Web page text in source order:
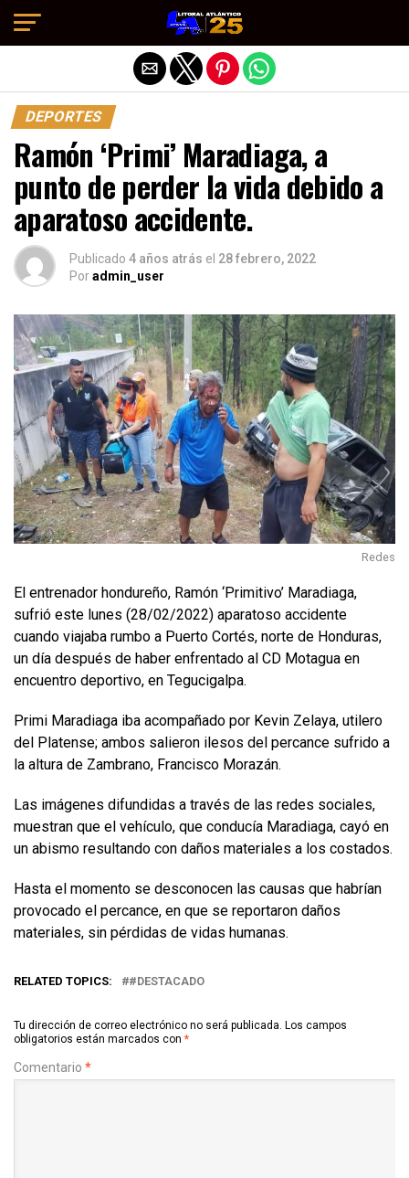
DEPORTES
Ramón ‘Primi’ Maradiaga, a
punto de perder la vida debido a
aparatoso accidente.
Publicado 4 años atrás el 28 febrero, 2022
Poradmin_user
Redes
El entrenador hondureño, Ramón ‘Primitivo’ Maradiaga,
sufrió este lunes (28/02/2022) aparatoso accidente
cuando viajaba rumbo a Puerto Cortés, norte de Honduras,
un día después de haber enfrentado al CD Motagua en
encuentro deportivo, en Tegucigalpa.
Primi Maradiaga iba acompañado por Kevin Zelaya, utilero
del Platense; ambos salieron ilesos del percance sufrido a
la altura de Zambrano, Francisco Morazán.
Las imágenes difundidas a través de las redes sociales,
muestran que el vehículo, que conducía Maradiaga, cayó en
un abismo resultando con daños materiales a los costados.
Hasta el momento se desconocen las causas que habrían
provocado el percance, en que se reportaron daños
materiales, sin pérdidas de vidas humanas.
RELATED TOPICS: #DESTACADO
Tu dirección de correo electrónico no será publicada. Los campos
obligatorios están marcados con *
Comentario *
Salir de la versión móvil